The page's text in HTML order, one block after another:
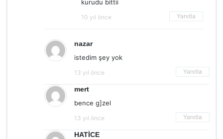
kurudu bittii
10 yıl önce Yanıtla
nazar
istedim şey yok
13 yıl önce Yanıtla
mert
bence g]zel
13 yıl önce Yanıtla
HATİCE